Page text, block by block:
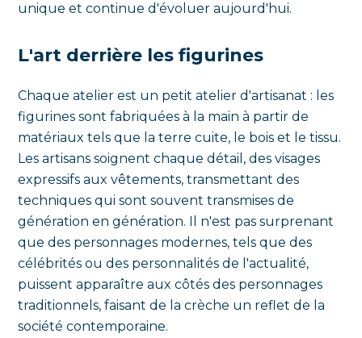
unique et continue d'évoluer aujourd'hui.
L'art derrière les figurines
Chaque atelier est un petit atelier d'artisanat : les
figurines sont fabriquées à la main à partir de
matériaux tels que la terre cuite, le bois et le tissu.
Les artisans soignent chaque détail, des visages
expressifs aux vêtements, transmettant des
techniques qui sont souvent transmises de
génération en génération. Il n'est pas surprenant
que des personnages modernes, tels que des
célébrités ou des personnalités de l'actualité,
puissent apparaître aux côtés des personnages
traditionnels, faisant de la crèche un reflet de la
société contemporaine.